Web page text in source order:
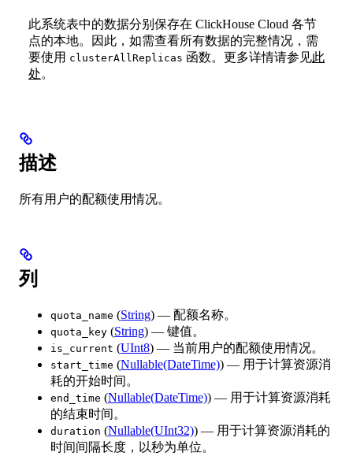
此系统表中的数据分别保存在 ClickHouse Cloud 各节
点的本地。因此，如需查看所有数据的完整情况，需
要使用 clusterAllReplicas 函数。更多详情请参见此
处。
描述
所有用户的配额使用情况。
列
quota_name (String) — 配额名称。
quota_key (String) — 键值。
is_current (UInt8) — 当前用户的配额使用情况。
start_time (Nullable(DateTime)) — 用于计算资源消
耗的开始时间。
end_time (Nullable(DateTime)) — 用于计算资源消耗
的结束时间。
duration (Nullable(UInt32)) — 用于计算资源消耗的
时间间隔长度，以秒为单位。